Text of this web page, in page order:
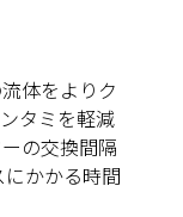
体をよりク
タミを軽減
の交換間隔
かかる時間